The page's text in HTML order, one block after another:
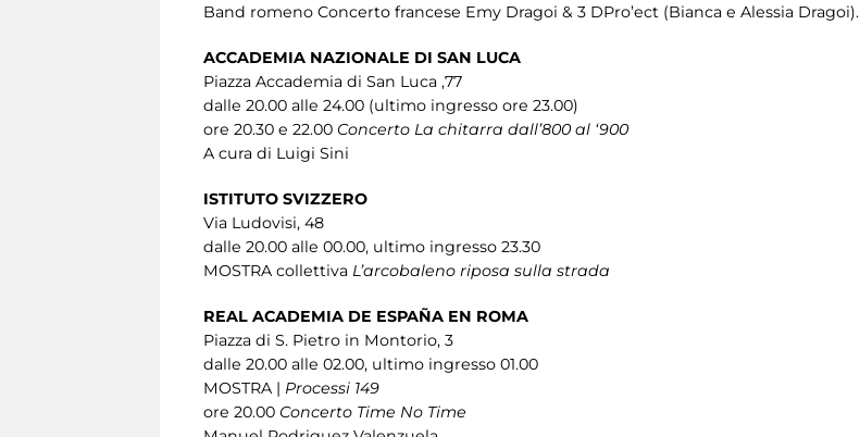
Band romeno Concerto francese Emy Dragoi & 3 DPro’ect (Bianca e Alessia Dragoi).
ACCADEMIA NAZIONALE DI SAN LUCA
Piazza Accademia di San Luca ,77
dalle 20.00 alle 24.00 (ultimo ingresso ore 23.00)
ore 20.30 e 22.00 Concerto La chitarra dall’800 al ‘900
A cura di Luigi Sini
ISTITUTO SVIZZERO
Via Ludovisi, 48
dalle 20.00 alle 00.00, ultimo ingresso 23.30
MOSTRA collettiva L’arcobaleno riposa sulla strada
REAL ACADEMIA DE ESPAÑA EN ROMA
Piazza di S. Pietro in Montorio, 3
dalle 20.00 alle 02.00, ultimo ingresso 01.00
MOSTRA | Processi 149
ore 20.00 Concerto Time No Time